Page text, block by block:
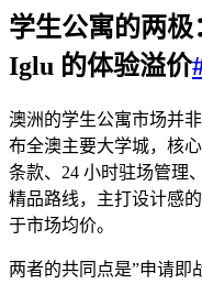
学生公寓的两极
Iglu 的体验溢价
澳洲的学生公寓市场并非
布全澳主要大学城，核
条款、24 小时驻场管理
精品路线，主打设计感
于市场均价。
两者的共同点是”申请即